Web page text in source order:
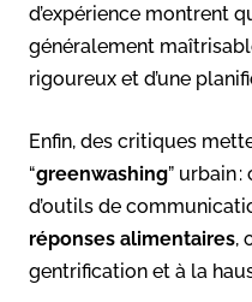
d’expérience montrent
généralement
rigoureux et d’une
Enfin, des critiques
“greenwashing” urbain
d’outils de
réponses alimentaires,
gentrification et à la